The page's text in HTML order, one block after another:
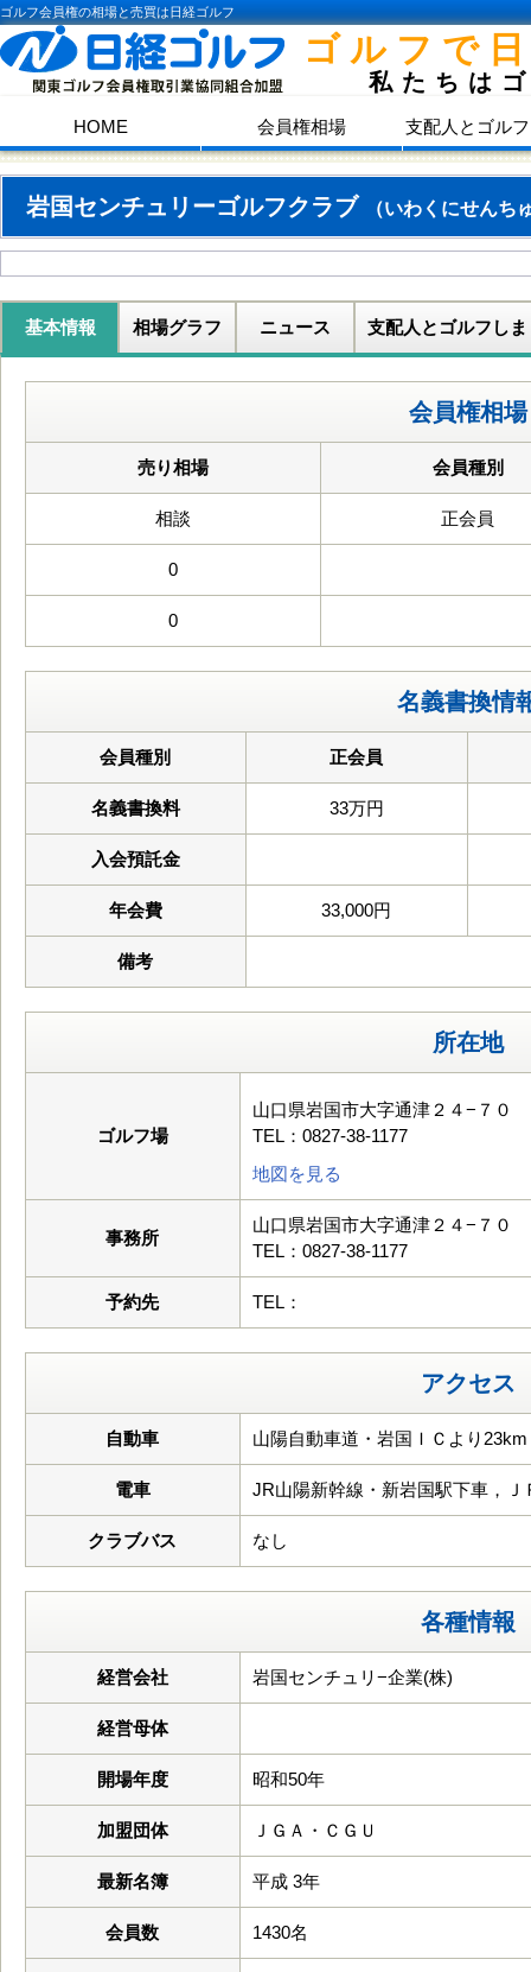
ゴルフ会員権の相場と売買は日経ゴルフ
ゴルフで
私たちは
HOME 会員権相場 支配人とゴル
岩国センチュリーゴルフクラブ （いわくにせんち
基本情報 相場グラフ ニュース 支配人とゴルフしま
会員権相場
売り相場 会員種別
相談 正会員
0
0
名義書換情
会員種別 正会員
名義書換料 33万円
入会預託金
年会費 33,000円
備考
所在地
ゴルフ場
山口県岩国市大字通津２４−７０
TEL：0827-38-1177
地図を見る
事務所
山口県岩国市大字通津２４−７０
TEL：0827-38-1177
予約先 TEL：
アクセス
自動車 山陽自動車道・岩国ＩＣより23km
電車 JR山陽新幹線・新岩国駅下車，
クラブバス なし
各種情報
経営会社 岩国センチュリ−企業(株)
経営母体
開場年度 昭和50年
加盟団体 ＪＧＡ・ＣＧＵ
最新名簿 平成 3年
会員数 1430名